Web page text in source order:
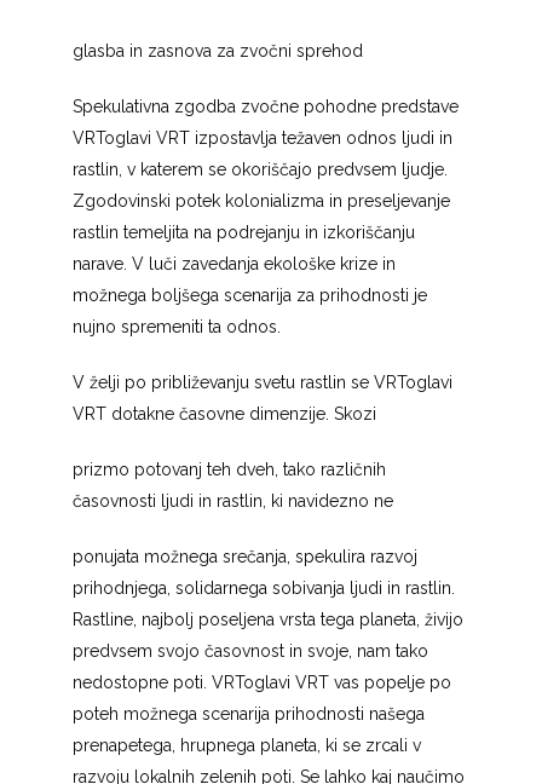
glasba in zasnova za zvočni sprehod
Spekulativna zgodba zvočne pohodne predstave
VRToglavi VRT izpostavlja težaven odnos ljudi in
rastlin, v katerem se okoriščajo predvsem ljudje.
Zgodovinski potek kolonializma in preseljevanje
rastlin temeljita na podrejanju in izkoriščanju
narave. V luči zavedanja ekološke krize in
možnega boljšega scenarija za prihodnosti je
nujno spremeniti ta odnos.
V želji po približevanju svetu rastlin se VRToglavi
VRT dotakne časovne dimenzije. Skozi
prizmo potovanj teh dveh, tako različnih
časovnosti ljudi in rastlin, ki navidezno ne
ponujata možnega srečanja, spekulira razvoj
prihodnjega, solidarnega sobivanja ljudi in rastlin.
Rastline, najbolj poseljena vrsta tega planeta, živijo
predvsem svojo časovnost in svoje, nam tako
nedostopne poti. VRToglavi VRT vas popelje po
poteh možnega scenarija prihodnosti našega
prenapetega, hrupnega planeta, ki se zrcali v
razvoju lokalnih zelenih poti. Se lahko kaj naučimo